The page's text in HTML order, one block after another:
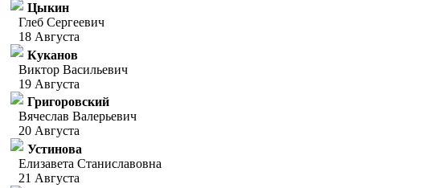
Цыкин
Глеб Сергеевич
18 Августа
Куканов
Виктор Васильевич
19 Августа
Григоровский
Вячеслав Валерьевич
20 Августа
Устинова
Елизавета Станиславовна
21 Августа